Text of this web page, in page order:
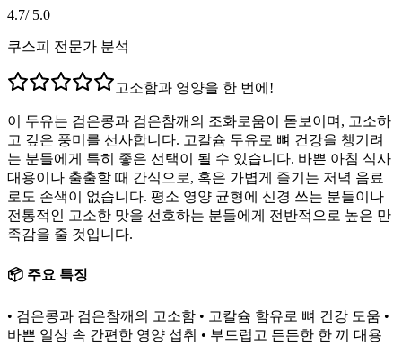
4.7/ 5.0
쿠스피 전문가 분석
고소함과 영양을 한 번에!
이 두유는 검은콩과 검은참깨의 조화로움이 돋보이며, 고소하
고 깊은 풍미를 선사합니다. 고칼슘 두유로 뼈 건강을 챙기려
는 분들에게 특히 좋은 선택이 될 수 있습니다. 바쁜 아침 식사
대용이나 출출할 때 간식으로, 혹은 가볍게 즐기는 저녁 음료
로도 손색이 없습니다. 평소 영양 균형에 신경 쓰는 분들이나
전통적인 고소한 맛을 선호하는 분들에게 전반적으로 높은 만
족감을 줄 것입니다.
📦 주요 특징
• 검은콩과 검은참깨의 고소함 • 고칼슘 함유로 뼈 건강 도움 •
바쁜 일상 속 간편한 영양 섭취 • 부드럽고 든든한 한 끼 대용